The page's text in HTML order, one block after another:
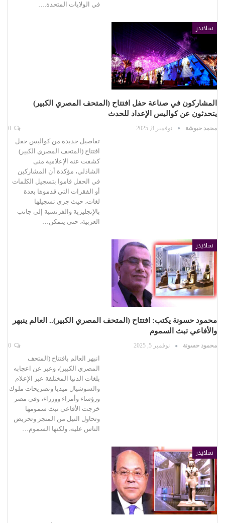
في الولايات المتحدة.…
سلايدر
المشاركون في صناعة حفل افتتاح (المتحف المصري الكبير)
يتحدثون عن كواليس الإعداد للحدث
محمد حبوشة نوفمبر 8, 2025
تفاصيل جديدة من كواليس حفل
افتتاح (المتحف المصري الكبير)
كشفت عنه الإعلامية منى
الشاذلي، مؤكدة أن المشاركين
في الحفل قاموا بتسجيل الكلمات
أو الفقرات التي قدموها بعدة
لغات، حيث جرى تسجيلها
بالإنجليزية والفرنسية إلى جانب
العربية، حتى يتمكن…
سلايدر
محمود حسونة يكتب: افتتاح (المتحف المصري الكبير).. العالم ينبهر
والأفاعي تبث السموم
محمود حسونة نوفمبر 5, 2025
انبهر العالم بافتتاح (المتحف
المصري الكبير)، وعبر عن اعجابه
بلغات الدنيا المختلفة عبر الإعلام
والسوشيال ميديا وتصريحات ملوك
ورؤساء وأمراء ووزراء، وفي مصر
خرجت الأفاعي تبث سمومها
وتحاول النيل من المنجز وتحريض
الناس عليه، ولكنها السموم…
سلايدر